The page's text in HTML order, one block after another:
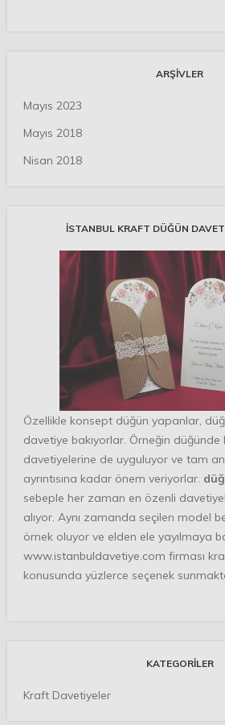
ARŞIVLER
Mayıs 2023
Mayıs 2018
Nisan 2018
İSTANBUL KRAFT DÜĞÜN
Özellikle konsept düğün yapanlar,
davetiye bakıyorlar. Örneğin düğünde
davetiyelerine de uyguluyor ve tam
ayrıntısına kadar önem veriyorlar.
sebeple her zaman en özenli
alıyor. Aynı zamanda seçilen model
örnek oluyor ve elden ele yayılmaya
www.istanbuldavetiye.com firması
konusunda yüzlerce seçenek
KATEGORILER
Kraft Davetiyeler